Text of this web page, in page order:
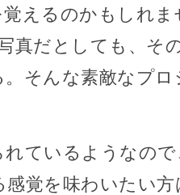
えるのかもしれま
真だとしても、そ
そんな素敵なプ
ているようなの
覚を味わいたい